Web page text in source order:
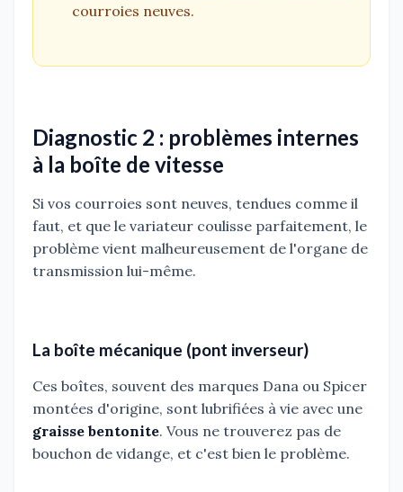
courroies neuves.
Diagnostic 2 : problèmes internes
à la boîte de vitesse
Si vos courroies sont neuves, tendues comme il
faut, et que le variateur coulisse parfaitement, le
problème vient malheureusement de l'organe de
transmission lui-même.
La boîte mécanique (pont inverseur)
Ces boîtes, souvent des marques Dana ou Spicer
montées d'origine, sont lubrifiées à vie avec une
graisse bentonite. Vous ne trouverez pas de
bouchon de vidange, et c'est bien le problème.